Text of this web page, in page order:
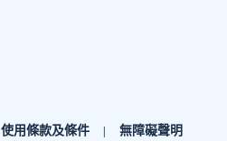
使用條款及條件 無障礙聲明